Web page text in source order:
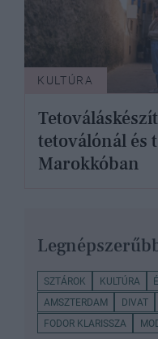
KULTÚRA
tetoválónál és
Marokkóban
SZTÁROK KULTÚRA
AMSZTERDAM
DIVAT
FODOR KLARISSZA